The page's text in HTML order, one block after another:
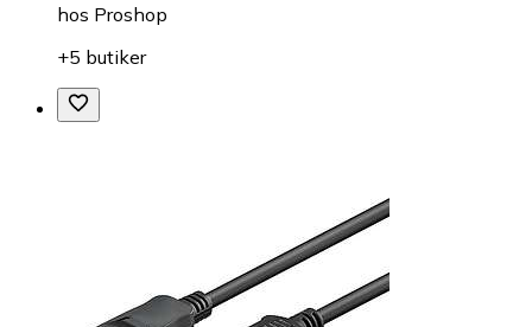
hos Proshop
+5 butiker